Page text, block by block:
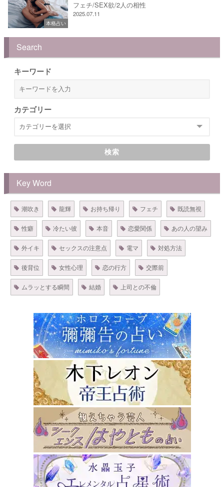
本格占い
フェチ/SEX欲/2人の相性
2025.07.11
Search
キーワード
カテゴリー
検索
Key Word
潮吹き 龍輝 お持ち帰り フェチ 既読無視
性癖 冷たい彼 本音 恋愛関係 あの人の望み
外イキ セックスの注意点 電マ 対処方法
後背位 女性心理 恋の行方 交際前
ムラッとする瞬間 結婚 上司との不倫